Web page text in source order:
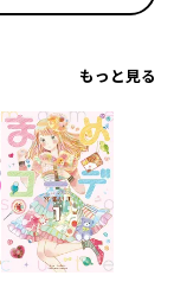
もっと見る